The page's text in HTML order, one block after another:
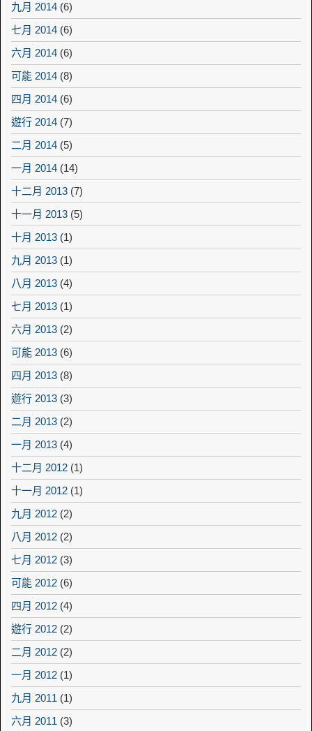
九月 2014 (6)
七月 2014 (6)
六月 2014 (6)
可能 2014 (8)
四月 2014 (6)
遊行 2014 (7)
二月 2014 (5)
一月 2014 (14)
十二月 2013 (7)
十一月 2013 (5)
十月 2013 (1)
九月 2013 (1)
八月 2013 (4)
七月 2013 (1)
六月 2013 (2)
可能 2013 (6)
四月 2013 (8)
遊行 2013 (3)
二月 2013 (2)
一月 2013 (4)
十二月 2012 (1)
十一月 2012 (1)
九月 2012 (2)
八月 2012 (2)
七月 2012 (3)
可能 2012 (6)
四月 2012 (4)
遊行 2012 (2)
二月 2012 (2)
一月 2012 (1)
九月 2011 (1)
六月 2011 (3)